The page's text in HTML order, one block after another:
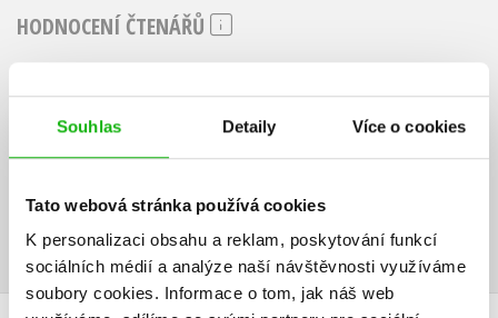
Souhlas Detaily Více o cookies
Tato webová stránka používá cookies
K personalizaci obsahu a reklam, poskytování funkcí
sociálních médií a analýze naší návštěvnosti využíváme
soubory cookies. Informace o tom, jak náš web
HODNOCENÍ ČTENÁŘŮ
Vaše hodnocení